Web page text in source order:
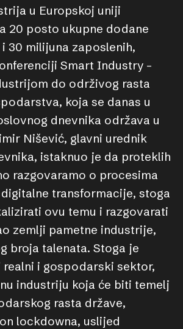
u Europskoj uniji
20 posto ukupne dodane
30 milijuna zaposlenih,
Smart Industry –
do održivog rasta
koja se danas u
dnevnika održava u
Nišević, glavni urednik
istaknuo je da proteklih
razgovaramo o procesima
transformacije, stoga
ovu temu i razgovarati
zemlji pametne industrije,
broja talenata. Stoga je
i gospodarski sektor,
industriju koja će biti temelj
rasta države,
lockdowna, uslijed